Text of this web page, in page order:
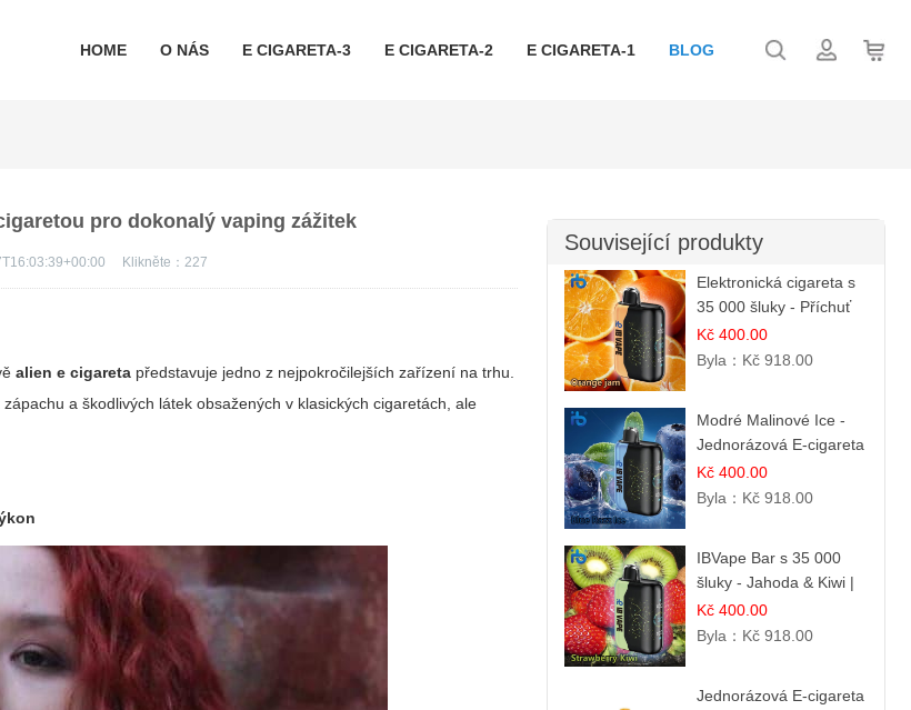
HOME O NÁS E CIGARETA-3 E CIGARETA-2 E CIGARETA-1 BLOG
pro dokonalý vaping zážitek
Klikněte： 227
alien e cigareta představuje jedno z nejpokročilejších zařízení na trhu.
a škodlivých látek obsažených v klasických cigaretách, ale
Související produkty
Elektronická cigareta s
35 000 šluky - Příchuť
Pomerančový Džem |
Dlouhotrvající zážitek
Kč 400.00
Byla： Kč 918.00
Modré Malinové Ice -
Jednorázová E-cigareta
s 35 000 šluky | Ibvape
Kč 400.00
Byla： Kč 918.00
IBVape Bar s 35 000
šluky - Jahoda & Kiwi |
Osvěžující ovocná
směs
Kč 400.00
Byla： Kč 918.00
Jednorázová E-cigareta